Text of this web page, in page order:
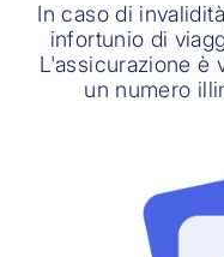
In caso di
infortunio di
L'assicurazione è
un numero